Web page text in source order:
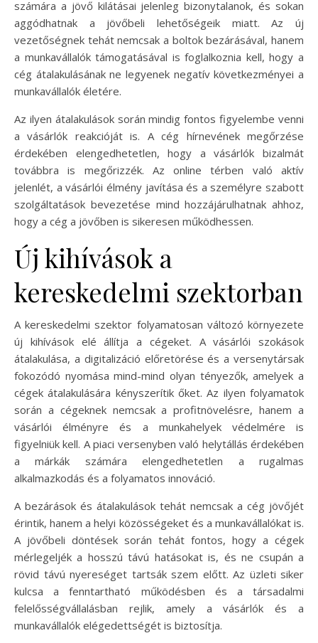
számára a jövő kilátásai jelenleg bizonytalanok, és sokan
aggódhatnak a jövőbeli lehetőségeik miatt. Az új
vezetőségnek tehát nemcsak a boltok bezárásával, hanem
a munkavállalók támogatásával is foglalkoznia kell, hogy a
cég átalakulásának ne legyenek negatív következményei a
munkavállalók életére.
Az ilyen átalakulások során mindig fontos figyelembe venni
a vásárlók reakcióját is. A cég hírnevének megőrzése
érdekében elengedhetetlen, hogy a vásárlók bizalmát
továbbra is megőrizzék. Az online térben való aktív
jelenlét, a vásárlói élmény javítása és a személyre szabott
szolgáltatások bevezetése mind hozzájárulhatnak ahhoz,
hogy a cég a jövőben is sikeresen működhessen.
Új kihívások a
kereskedelmi szektorban
A kereskedelmi szektor folyamatosan változó környezete
új kihívások elé állítja a cégeket. A vásárlói szokások
átalakulása, a digitalizáció előretörése és a versenytársak
fokozódó nyomása mind-mind olyan tényezők, amelyek a
cégek átalakulására kényszerítik őket. Az ilyen folyamatok
során a cégeknek nemcsak a profitnövelésre, hanem a
vásárlói élményre és a munkahelyek védelmére is
figyelniük kell. A piaci versenyben való helytállás érdekében
a márkák számára elengedhetetlen a rugalmas
alkalmazkodás és a folyamatos innováció.
A bezárások és átalakulások tehát nemcsak a cég jövőjét
érintik, hanem a helyi közösségeket és a munkavállalókat is.
A jövőbeli döntések során tehát fontos, hogy a cégek
mérlegeljék a hosszú távú hatásokat is, és ne csupán a
rövid távú nyereséget tartsák szem előtt. Az üzleti siker
kulcsa a fenntartható működésben és a társadalmi
felelősségvállalásban rejlik, amely a vásárlók és a
munkavállalók elégedettségét is biztosítja.